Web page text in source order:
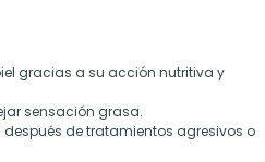
gracias a su acción nutritiva y
sensación grasa.
después de tratamientos agresivos o